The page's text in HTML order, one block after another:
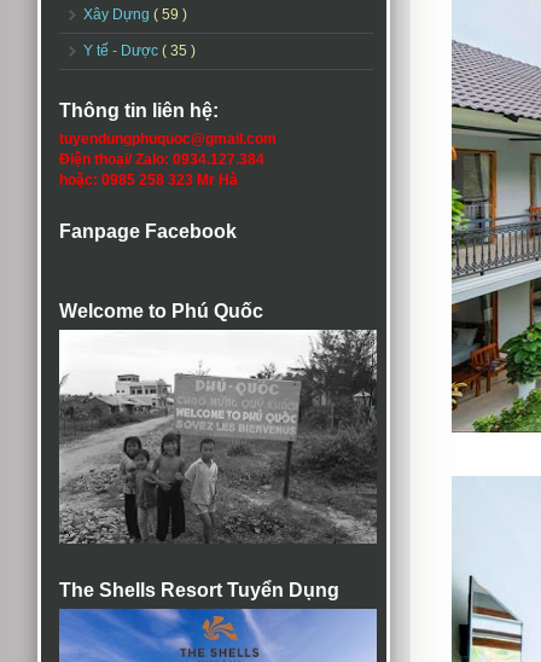
Xây Dựng ( 59 )
Y tế - Dược ( 35 )
Thông tin liên hệ:
tuyendungphuquoc@gmail.com
Điện thoại/ Zalo: 0934.127.384
hoặc: 0985 258 323 Mr Hà
Fanpage Facebook
Welcome to Phú Quốc
The Shells Resort Tuyển Dụng